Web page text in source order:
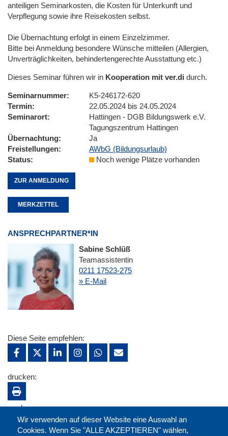
anteiligen Seminarkosten, die Kosten für Unterkunft und
Verpflegung sowie ihre Reisekosten selbst.
Die Übernachtung erfolgt in einem Einzelzimmer.
Bitte bei Anmeldung besondere Wünsche mitteilen (Allergien,
Unverträglichkeiten, behindertengerechte Ausstattung etc.)
Dieses Seminar führen wir in Kooperation mit ver.di durch.
Seminarnummer
K5-246172-620
Termin
22.05.2024 bis 24.05.2024
Seminarort
Hattingen - DGB Bildungswerk e.V.
Tagungszentrum Hattingen
Übernachtung
Ja
Freistellungen
AWbG (Bildungsurlaub)
Status
Noch wenige Plätze vorhanden
ZUR ANMELDUNG
MERKZETTEL
ANSPRECHPARTNER*IN
Sabine Schlüß
Teamassistentin
0211 17523-275
» E-Mail
Wir verwenden auf dieser Website eine Auswahl an
Cookies. Wenn Sie "ALLE AKZEPTIEREN" wählen,
Diese Seite empfehlen:
drucken:
merken: